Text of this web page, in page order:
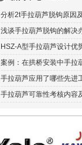
分析2t手拉葫芦脱钩原因
浅谈手拉葫芦脱钩的解决
HSZ-A型手拉葫芦设计优
案例：在拱桥安装中手拉
手拉葫芦应用了哪些先进
手拉葫芦可靠性考核内容